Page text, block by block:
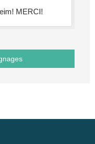
MERCI!